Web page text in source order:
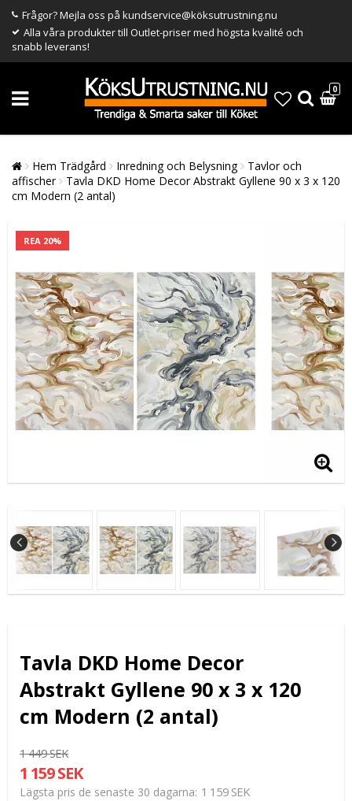
Frågor? Mejla oss på kundservice@köksutrustning.nu
Alla våra produkter till Outlet-priser med högsta kvalité och
snabb leverans!
0
Hem Trädgård Inredning och Belysning
Tavlor och
affischer
Tavla DKD Home Decor Abstrakt Gyllene 90 x 3 x 120
cm Modern (2 antal)
REA 20%
Tavla DKD Home Decor
Abstrakt Gyllene 90 x 3 x 120
cm Modern (2 antal)
1 449 SEK
1 159 SEK
Lägsta pris de senaste 30 dagarna 1 159 SEK